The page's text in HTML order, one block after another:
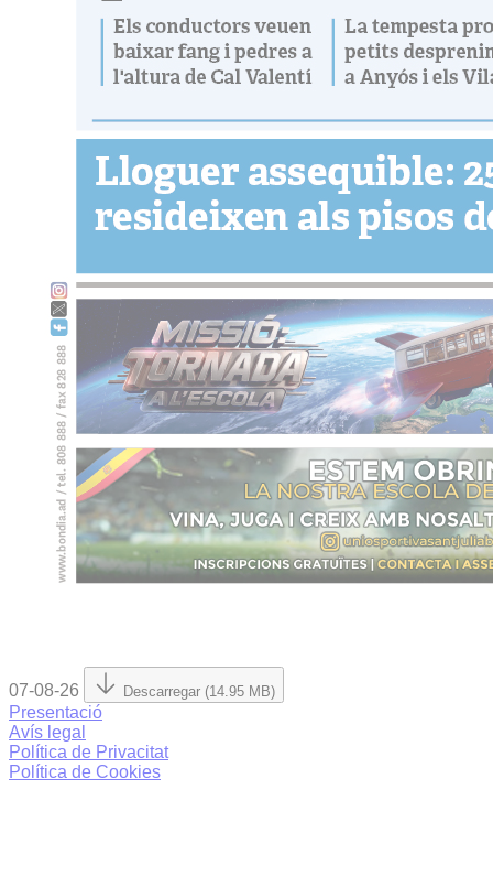
07-08-26 Descarregar (14.95 MB)
Presentació
Avís legal
Política de Privacitat
Política de Cookies